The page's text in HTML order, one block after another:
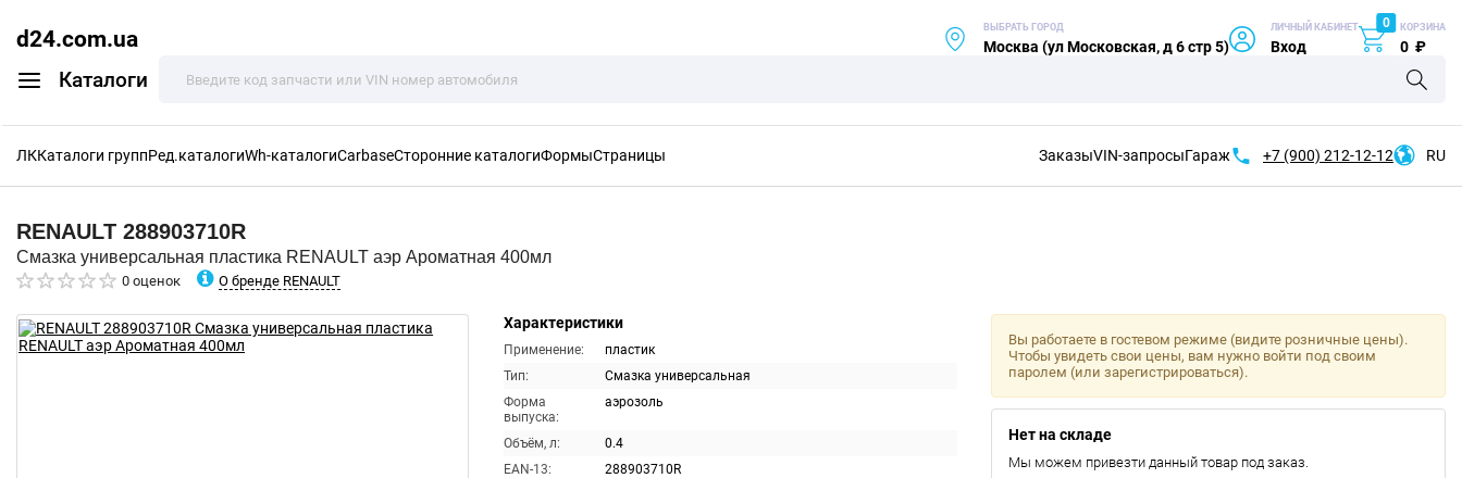
d24.com.ua
Каталоги
ВЫБРАТЬ ГОРОД
Москва (ул Московская, д 6 стр 5)
ЛИЧНЫЙ КАБИНЕТ
Вход
0 КОРЗИНА
0 ₽
ЛККаталоги группРед.каталогиWh-каталогиCarbaseСторонние каталогиФормыСтраницы ЗаказыVIN-запросыГараж +7 (900) 212-12-12 RU
RENAULT 288903710R
Смазка универсальная пластика RENAULT аэр Ароматная 400мл
0 оценок О бренде RENAULT
Характеристики
Применение:
пластик
Тип:
Смазка универсальная
Форма
выпуска:
аэрозоль
Объём, л:
0.4
EAN-13:
288903710R
Вы работаете в гостевом режиме (видите розничные цены).
Чтобы увидеть свои цены, вам нужно войти под своим
паролем (или зарегистрироваться).
Нет на складе
Мы можем привезти данный товар под заказ.